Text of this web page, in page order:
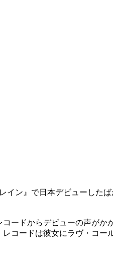
ン』で日本デビューした
ードからデビューの声が
コードは彼女にラヴ・コー